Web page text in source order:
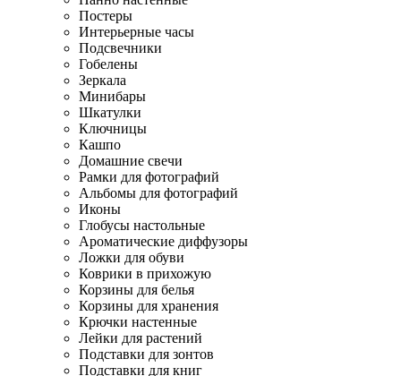
Постеры
Интерьерные часы
Подсвечники
Гобелены
Зеркала
Минибары
Шкатулки
Ключницы
Кашпо
Домашние свечи
Рамки для фотографий
Альбомы для фотографий
Иконы
Глобусы настольные
Ароматические диффузоры
Ложки для обуви
Коврики в прихожую
Корзины для белья
Корзины для хранения
Крючки настенные
Лейки для растений
Подставки для зонтов
Подставки для книг